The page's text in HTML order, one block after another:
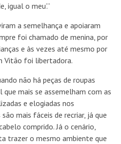
igual o meu’.”
a semelhança e apoiaram
foi chamado de menina, por
e às vezes até mesmo por
Vitão foi libertadora.
não há peças de roupas
que mais se assemelham com as
e elogiadas nos
mais fáceis de recriar, já que
comprido. Já o cenário,
trazer o mesmo ambiente que